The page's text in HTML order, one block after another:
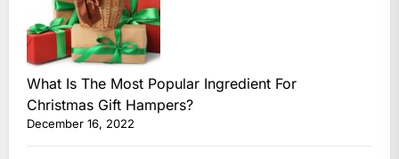
What Is The Most Popular Ingredient For
Christmas Gift Hampers?
December 16, 2022